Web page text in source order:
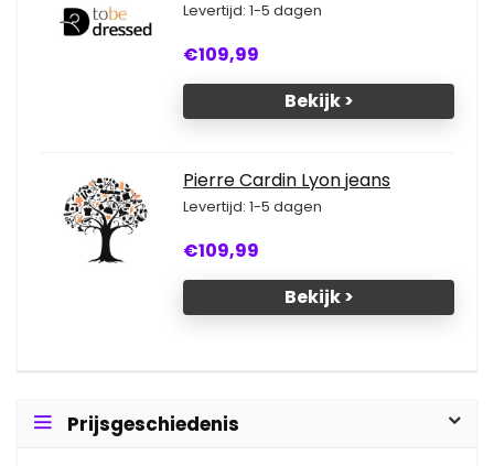
Levertijd: 1-5 dagen
€109,99
Bekijk >
Pierre Cardin Lyon jeans
Levertijd: 1-5 dagen
€109,99
Bekijk >
Prijsgeschiedenis